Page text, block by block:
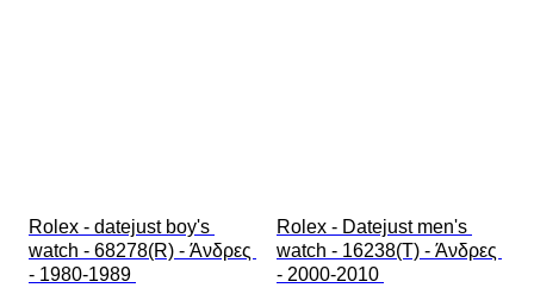
Rolex - datejust boy's
watch - 68278(R) - Άνδρες
- 1980-1989
Rolex - Datejust men's
watch - 16238(T) - Άνδρες
- 2000-2010